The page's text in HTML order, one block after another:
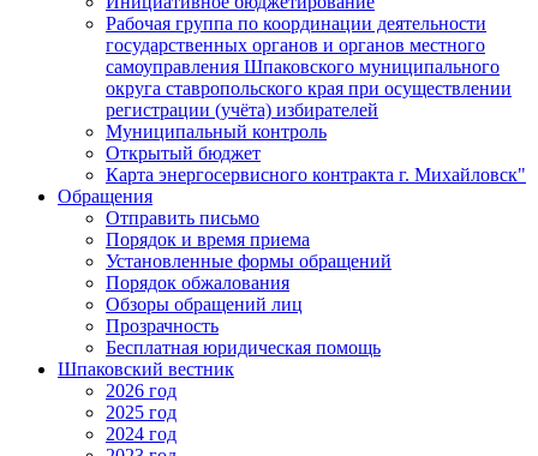
Рабочая группа по координации деятельности
государственных органов и органов местного
самоуправления Шпаковского муниципального
округа ставропольского края при осуществлении
регистрации (учёта) избирателей
Муниципальный контроль
Открытый бюджет
Карта энергосервисного контракта г. Михайловск"
Обращения
Отправить письмо
Порядок и время приема
Установленные формы обращений
Порядок обжалования
Обзоры обращений лиц
Прозрачность
Бесплатная юридическая помощь
Шпаковский вестник
2026 год
2025 год
2024 год